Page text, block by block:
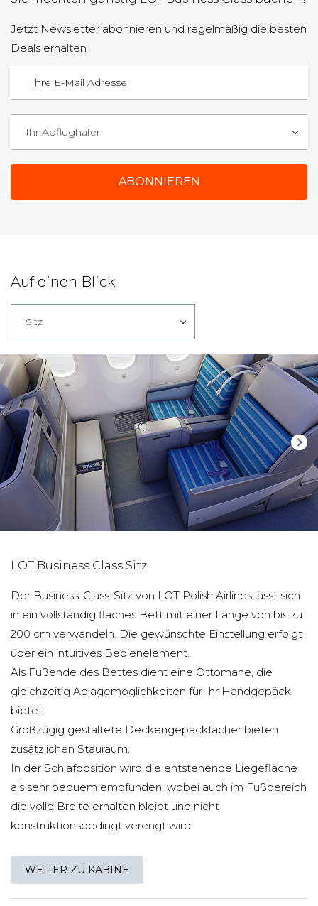
Jetzt Newsletter abonnieren und regelmäßig die besten
Deals erhalten
Ihr Abflughafen
Auf einen Blick
Sitz
LOT Business Class Sitz
Der Business-Class-Sitz von LOT Polish Airlines lässt sich
in ein vollständig flaches Bett mit einer Länge von bis zu
200 cm verwandeln. Die gewünschte Einstellung erfolgt
über ein intuitives Bedienelement.
Als Fußende des Bettes dient eine Ottomane, die
gleichzeitig Ablagemöglichkeiten für Ihr Handgepäck
bietet.
Großzügig gestaltete Deckengepäckfächer bieten
zusätzlichen Stauraum.
In der Schlafposition wird die entstehende Liegefläche
als sehr bequem empfunden, wobei auch im Fußbereich
die volle Breite erhalten bleibt und nicht
konstruktionsbedingt verengt wird.
WEITER ZU KABINE